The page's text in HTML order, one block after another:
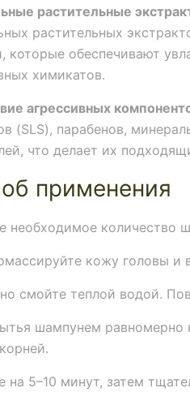
растительные
растительных
которые обеспечивают
химикатов.
агрессивных
(SLS), парабенов,
что делает их
применения
необходимое количество
кожу головы и
смойте теплой водой.
шампунем равномерно
на 5–10 минут, затем